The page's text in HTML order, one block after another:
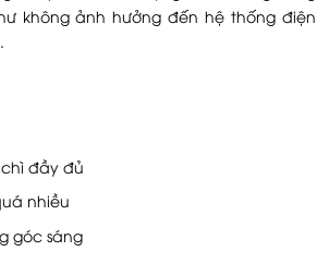
không ảnh hưởng đến hệ thống điện
đầy đủ
nhiều
góc sáng